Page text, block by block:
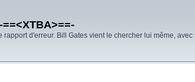
-==<XTBA>==-
d'erreur. Bill Gates vient le chercher lui même, avec